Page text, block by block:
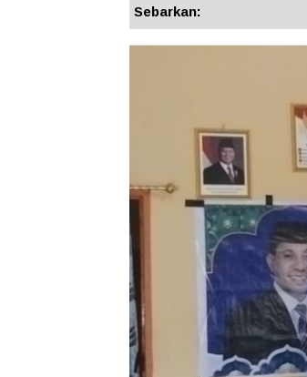
Sebarkan: